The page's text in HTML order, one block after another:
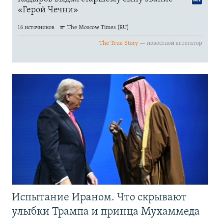
Испытание Ираном. Что скрывают
улыбки Трампа и принца Мухаммеда